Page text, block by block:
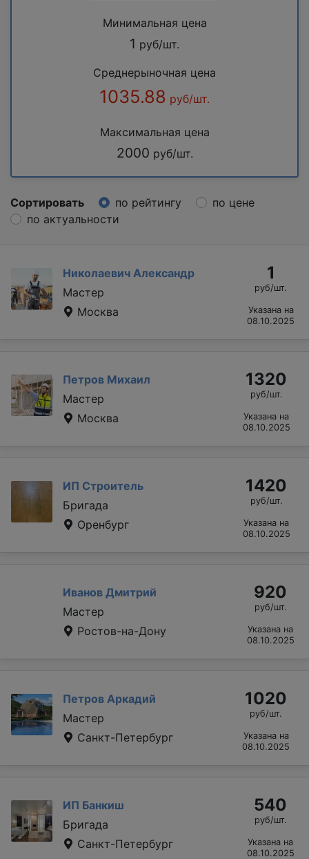
Минимальная цена
1 руб/шт.
Среднерыночная цена
1035.88 руб/шт.
Максимальная цена
2000 руб/шт.
Сортировать по рейтингу
по цене
по актуальности
Николаевич Александр
Мастер
Москва
1
руб/шт.
Указана на
08.10.2025
Петров Михаил
Мастер
Москва
1320
руб/шт.
Указана на
08.10.2025
ИП Строитель
Бригада
Оренбург
1420
руб/шт.
Указана на
08.10.2025
Иванов Дмитрий
Мастер
Ростов-на-Дону
920
руб/шт.
Указана на
08.10.2025
Петров Аркадий
Мастер
Санкт-Петербург
1020
руб/шт.
Указана на
08.10.2025
ИП Банкиш
Бригада
Санкт-Петербург
540
руб/шт.
Указана на
08.10.2025